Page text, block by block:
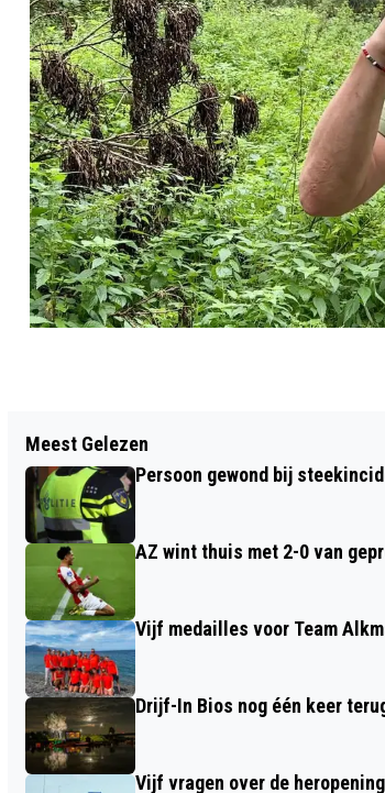
FOUTJE VAN ALDI:
IN VERPAKKING VAN
KALFSVLEESKROKETTEN
Meest Gelezen
Persoon gewond bij
AZ wint thuis met 2-0 van
Vijf medailles voor Team
Drijf-In Bios nog één keer
Vijf vragen over de